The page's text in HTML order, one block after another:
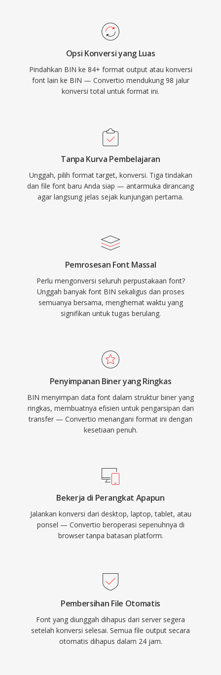
Opsi Konversi yang Luas
Pindahkan BIN ke 84+ format output atau konversi
font lain ke BIN — Convertio mendukung 98 jalur
konversi total untuk format ini.
Tanpa Kurva Pembelajaran
Unggah, pilih format target, konversi. Tiga tindakan
dan file font baru Anda siap — antarmuka dirancang
agar langsung jelas sejak kunjungan pertama.
Pemrosesan Font Massal
Perlu mengonversi seluruh perpustakaan font?
Unggah banyak font BIN sekaligus dan proses
semuanya bersama, menghemat waktu yang
signifikan untuk tugas berulang.
Penyimpanan Biner yang Ringkas
BIN menyimpan data font dalam struktur biner yang
ringkas, membuatnya efisien untuk pengarsipan dan
transfer — Convertio menangani format ini dengan
kesetiaan penuh.
Bekerja di Perangkat Apapun
Jalankan konversi dari desktop, laptop, tablet, atau
ponsel — Convertio beroperasi sepenuhnya di
browser tanpa batasan platform.
Pembersihan File Otomatis
Font yang diunggah dihapus dari server segera
setelah konversi selesai. Semua file output secara
otomatis dihapus dalam 24 jam.